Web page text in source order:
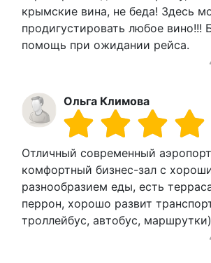
крымские вина, не беда! Здесь
продигустировать любое вино!!!
помощь при ожидании рейса.
Ольга Климова
Отличный современный
комфортный бизнес-зал с
разнообразием еды, есть
перрон, хорошо развит
троллейбус, автобус, маршрутки)